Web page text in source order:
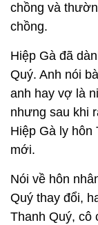
chồng và
chồng.
Hiệp Gà đã
Quý. Anh nói
anh hay vợ là
nhưng sau khi
Hiệp Gà ly
mới.
Nói về hôn
Quý thay đổi,
Thanh Quý, cô